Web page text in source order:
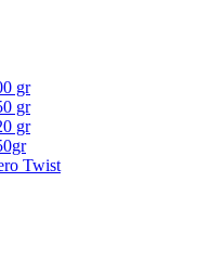
gr
gr
gr
Twist